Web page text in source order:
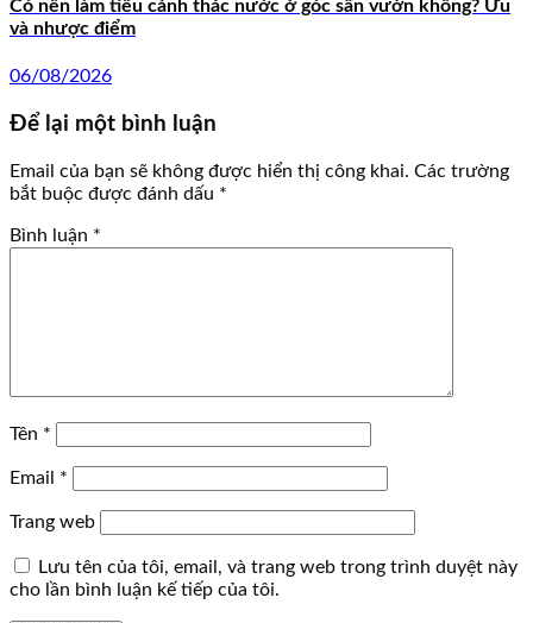
Có nên làm tiểu cảnh thác nước ở góc sân vườn không? Ưu
và nhược điểm
06/08/2026
Để lại một bình luận
Email của bạn sẽ không được hiển thị công khai. Các trường
bắt buộc được đánh dấu *
Bình luận *
Tên *
Email *
Trang web
Lưu tên của tôi, email, và trang web trong trình duyệt này
cho lần bình luận kế tiếp của tôi.